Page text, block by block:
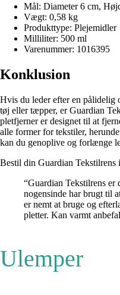
Mål: Diameter 6 cm,
Vægt: 0,58 kg
Produkttype: Plejemidler
Milliliter: 500 ml
Varenummer: 1016395
Konklusion
Hvis du leder efter en pålidelig
tøj eller tæpper, er Guardian
pletfjerner er designet til at
alle former for tekstiler,
kan du genoplive og forlænge
Bestil din Guardian
“Guardian Tekstilrens er
nogensinde har brugt til
er nemt at bruge og
pletter. Kan varmt
Ulemper